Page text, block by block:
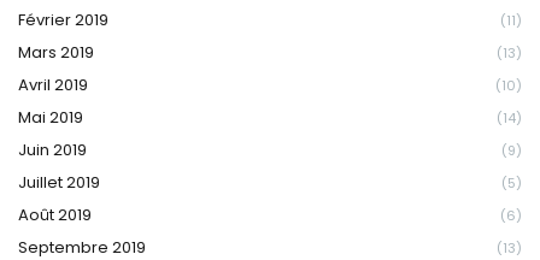
Février 2019 (11)
Mars 2019 (13)
Avril 2019 (10)
Mai 2019 (14)
Juin 2019 (9)
Juillet 2019 (5)
Août 2019 (6)
Septembre 2019 (13)